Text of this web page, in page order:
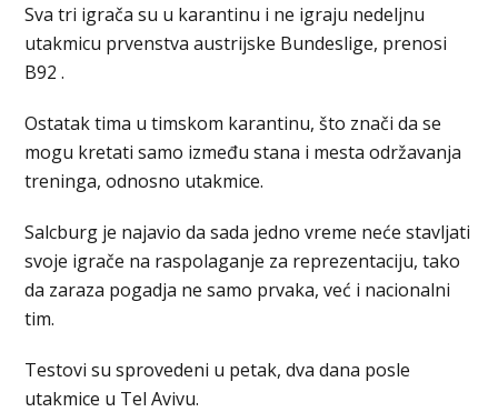
Sva tri igrača su u karantinu i ne igraju nedeljnu
utakmicu prvenstva austrijske Bundeslige, prenosi
B92 .
Ostatak tima u timskom karantinu, što znači da se
mogu kretati samo između stana i mesta održavanja
treninga, odnosno utakmice.
Salcburg je najavio da sada jedno vreme neće stavljati
svoje igrače na raspolaganje za reprezentaciju, tako
da zaraza pogadja ne samo prvaka, već i nacionalni
tim.
Testovi su sprovedeni u petak, dva dana posle
utakmice u Tel Avivu.